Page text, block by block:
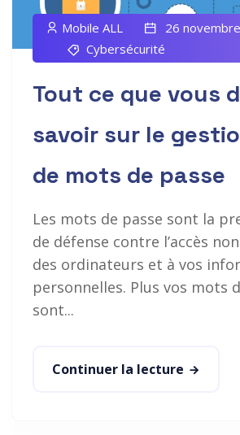
Mobile ALL
26
Cybersécurité
Tout ce que vous
savoir sur le
de mots de passe
Les mots de passe sont la
de défense contre l’accès
des ordinateurs et à vos
personnelles. Plus vos mots
sont...
Continuer la lecture